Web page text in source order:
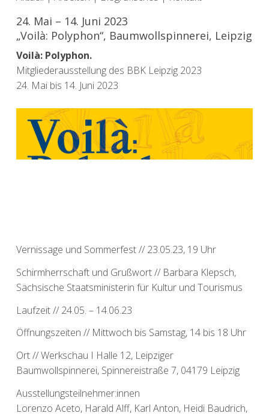
24. Mai – 14. Juni 2023
„Voilà: Polyphon“, Baumwollspinnerei, Leipzig
Voilà: Polyphon.
Mitgliederausstellung des BBK Leipzig 2023
24. Mai bis 14. Juni 2023
Vernissage und Sommerfest // 23.05.23, 19 Uhr
Schirmherrschaft und Grußwort // Barbara Klepsch,
Sächsische Staatsministerin für Kultur und Tourismus
Laufzeit // 24.05. – 14.06.23
Öffnungszeiten // Mittwoch bis Samstag, 14 bis 18 Uhr
Ort // Werkschau I Halle 12, Leipziger
Baumwollspinnerei, Spinnereistraße 7, 04179 Leipzig
Ausstellungsteilnehmer:innen
Lorenzo Aceto, Harald Alff, Karl Anton, Heidi Baudrich,